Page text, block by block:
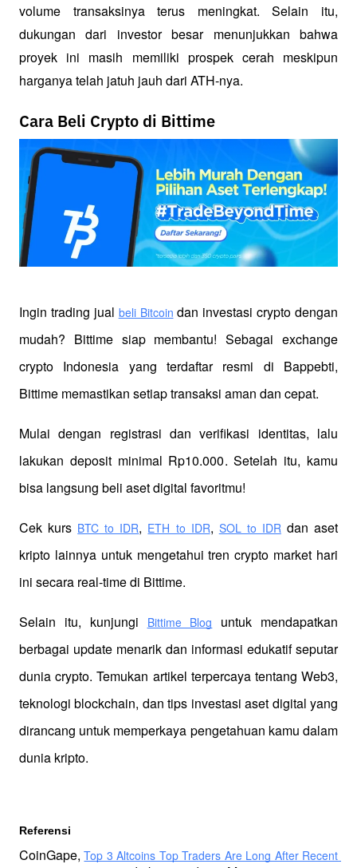
volume transaksinya terus meningkat. Selain itu,
dukungan dari investor besar menunjukkan bahwa
proyek ini masih memiliki prospek cerah meskipun
harganya telah jatuh jauh dari ATH-nya.
Cara Beli Crypto di Bittime
Ingin trading jual beli Bitcoin dan investasi crypto dengan
mudah? Bittime siap membantu! Sebagai exchange
crypto Indonesia yang terdaftar resmi di Bappebti,
Bittime memastikan setiap transaksi aman dan cepat.
Mulai dengan registrasi dan verifikasi identitas, lalu
lakukan deposit minimal Rp10.000. Setelah itu, kamu
bisa langsung beli aset digital favoritmu!
Cek kurs BTC to IDR, ETH to IDR, SOL to IDR dan aset
kripto lainnya untuk mengetahui tren crypto market hari
ini secara real-time di Bittime.
Selain itu, kunjungi Bittime Blog
untuk mendapatkan
berbagai update menarik dan informasi edukatif seputar
dunia crypto. Temukan artikel terpercaya tentang Web3,
teknologi blockchain, dan tips investasi aset digital yang
dirancang untuk memperkaya pengetahuan kamu dalam
dunia kripto.
Referensi
CoinGape, Top 3 Altcoins Top Traders Are Long After Recent